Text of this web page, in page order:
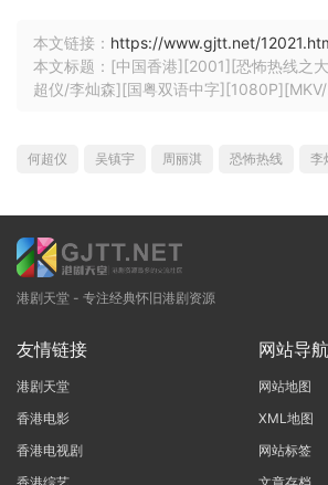
本文链接： https://www.gjtt.net/
本文标题：[中国香港][2001][恐怖热线之
超仪/李灿森][国粤双语中字
何超仪 吴镇宇 周丽淇 恐怖热线 李
港剧天堂 - 专注经典怀旧港剧资源
友情链接
港剧天堂
香港电影
香港电视剧
网站导航
网站地图
XML地图
网站标签